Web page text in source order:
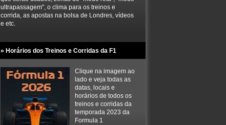
ultrapassagem", o clima para os treinos e
corrida, as apostas na bolsa de Londres, vídeos
e etc.
» Horários dos Treinos e Corridas da F1
Clique na imagem ao
lado e veja todas as
datas, locais e
horários de todos os
treinos e corridas da
temporada 2023 da
Formula 1